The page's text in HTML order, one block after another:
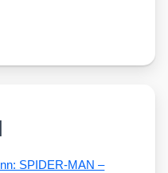
SPIDER-MAN –